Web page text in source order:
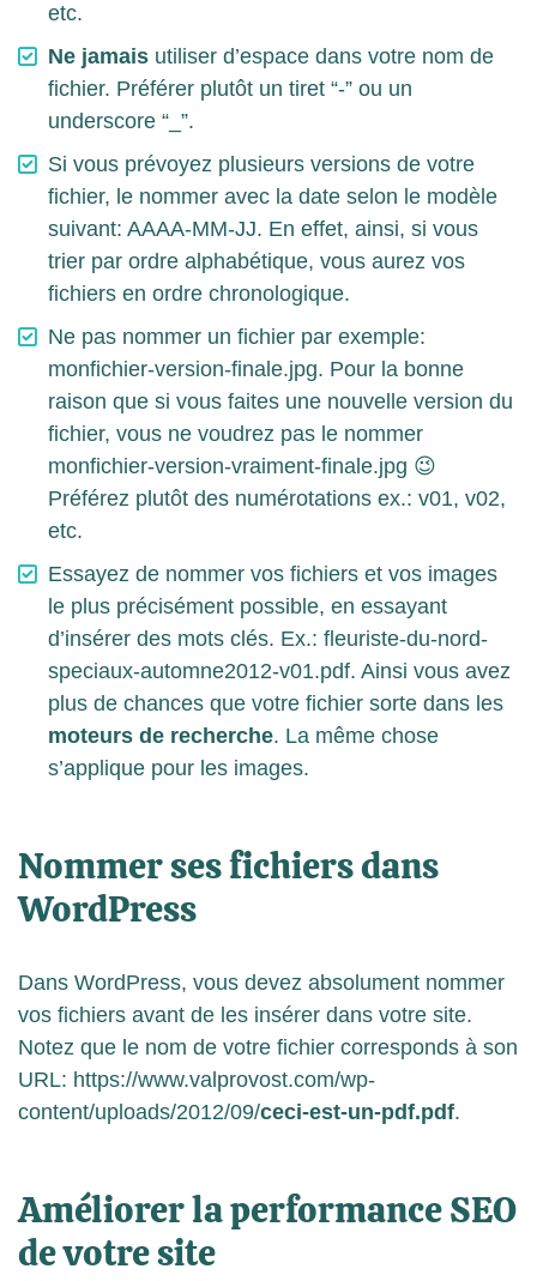
etc.
Ne jamais utiliser d’espace dans votre nom de
fichier. Préférer plutôt un tiret “-” ou un
underscore “_”.
Si vous prévoyez plusieurs versions de votre
fichier, le nommer avec la date selon le modèle
suivant: AAAA-MM-JJ. En effet, ainsi, si vous
trier par ordre alphabétique, vous aurez vos
fichiers en ordre chronologique.
Ne pas nommer un fichier par exemple:
monfichier-version-finale.jpg. Pour la bonne
raison que si vous faites une nouvelle version du
fichier, vous ne voudrez pas le nommer
monfichier-version-vraiment-finale.jpg 😉
Préférez plutôt des numérotations ex.: v01, v02,
etc.
Essayez de nommer vos fichiers et vos images
le plus précisément possible, en essayant
d’insérer des mots clés. Ex.: fleuriste-du-nord-
speciaux-automne2012-v01.pdf. Ainsi vous avez
plus de chances que votre fichier sorte dans les
moteurs de recherche. La même chose
s’applique pour les images.
Nommer ses fichiers dans
WordPress
Dans WordPress, vous devez absolument nommer
vos fichiers avant de les insérer dans votre site.
Notez que le nom de votre fichier corresponds à son
URL: https://www.valprovost.com/wp-
content/uploads/2012/09/ceci-est-un-pdf.pdf.
Améliorer la performance SEO
de votre site